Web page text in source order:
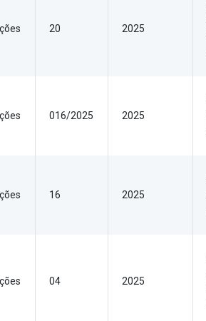
20 2025
016/2025 2025
16 2025
04 2025